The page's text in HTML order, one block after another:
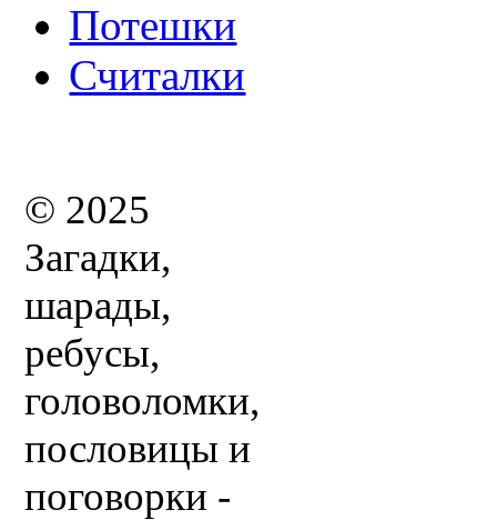
Потешки
Считалки
© 2025
Загадки,
шарады,
ребусы,
головоломки,
пословицы и
поговорки -